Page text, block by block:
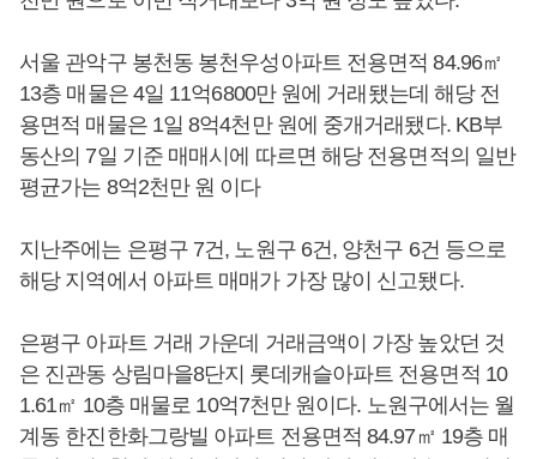
서울 관악구 봉천동 봉천우성아파트 전용면적 84.96㎡
13층 매물은 4일 11억6800만 원에 거래됐는데 해당 전
용면적 매물은 1일 8억4천만 원에 중개거래됐다. KB부
동산의 7일 기준 매매시에 따르면 해당 전용면적의 일반
평균가는 8억2천만 원 이다
지난주에는 은평구 7건, 노원구 6건, 양천구 6건 등으로
해당 지역에서 아파트 매매가 가장 많이 신고됐다.
은평구 아파트 거래 가운데 거래금액이 가장 높았던 것
은 진관동 상림마을8단지 롯데캐슬아파트 전용면적 10
1.61㎡ 10층 매물로 10억7천만 원이다. 노원구에서는 월
계동 한진한화그랑빌 아파트 전용면적 84.97㎡ 19층 매